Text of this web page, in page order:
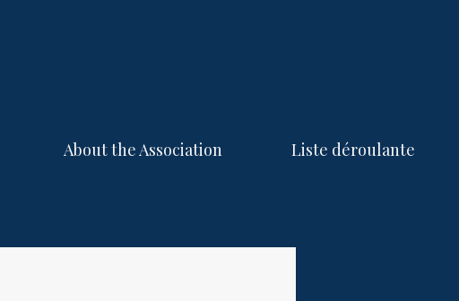
About the Association Liste déroulante